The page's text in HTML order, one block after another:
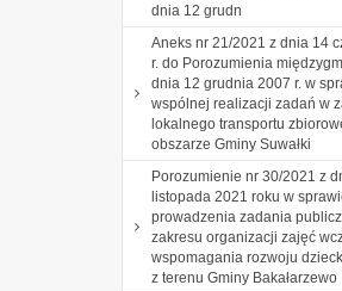
dnia 12 grudn
Aneks nr 21/2021 z dnia 14
r. do Porozumienia
dnia 12 grudnia 2007 r. w
wspólnej realizacji zadań w
lokalnego transportu
obszarze Gminy Suwałki
Porozumienie nr 30/2021 z
listopada 2021 roku w
prowadzenia zadania
zakresu organizacji zajęć
wspomagania rozwoju
z terenu Gminy Bakałarzewo